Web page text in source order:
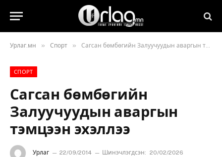
Урлаг.мн » Спорт » Сагсан бөмбөгийн Залуучуудын аваргын тэмцээн эхэллээ
СПОРТ
Сагсан бөмбөгийн
Залуучуудын аваргын
тэмцээн эхэллээ
Урлаг 22/09/2014 Шинэчлэгдсэн: 20/02/2026